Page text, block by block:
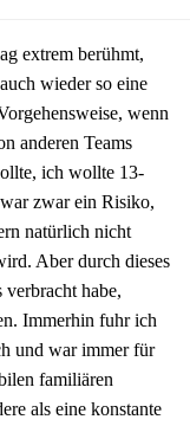
extrem berühmt,
wieder so eine
wenn
anderen Teams
ich wollte 13-
zwar ein Risiko,
natürlich nicht
Aber durch dieses
habe,
Immerhin fuhr ich
und war immer für
familiären
als eine konstante